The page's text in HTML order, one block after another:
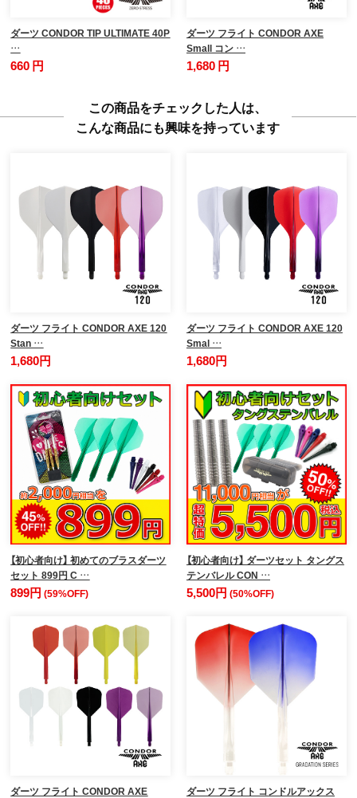
ダーツ CONDOR TIP ULTIMATE 40P
…
660 円
ダーツ フライト CONDOR AXE
Small コン …
1,680 円
この商品をチェックした人は、
こんな商品にも興味を持っています
ダーツ フライト CONDOR AXE 120
Stan …
1,680円
ダーツ フライト CONDOR AXE 120
Smal …
1,680円
【初心者向け】 初めてのブラスダーツ
セット 899円 C …
899円(59%OFF)
【初心者向け】 ダーツセット タングス
テンバレル CON …
5,500円 (50%OFF)
ダーツ フライト CONDOR AXE
ダーツ フライト コンドルアックス